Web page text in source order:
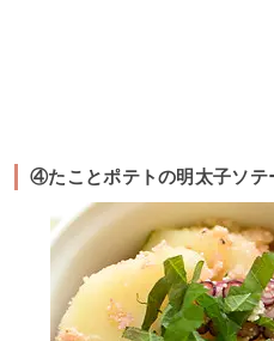
④たことポテトの明太子ソテ